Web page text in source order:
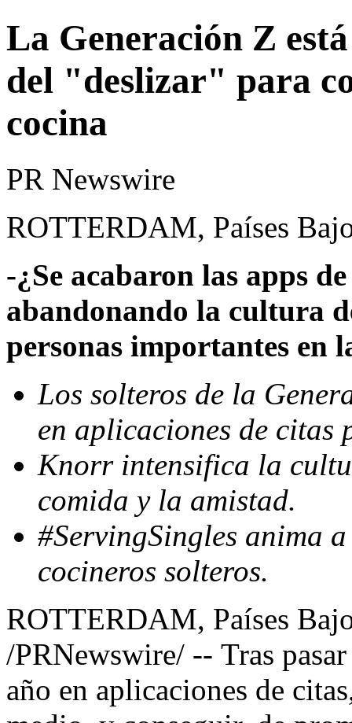
La Generación Z
del "deslizar" para
cocina
PR Newswire
ROTTERDAM, Países
-¿Se acabaron las apps
abandonando la cultura
personas importantes en
Los solteros de la
en aplicaciones de citas
Knorr intensifica la
comida y la amistad.
#ServingSingles anima
cocineros solteros.
ROTTERDAM, Países
/PRNewswire/ -- Tras
año en aplicaciones de